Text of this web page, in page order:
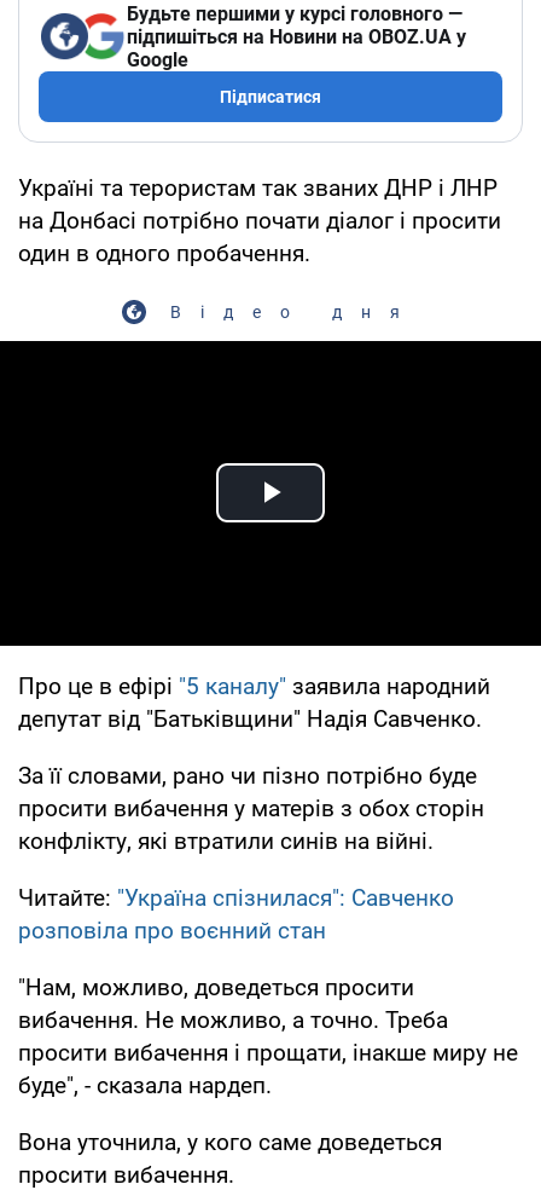
Будьте першими у курсі головного —
підпишіться на Новини на OBOZ.UA у
Google
Підписатися
Україні та терористам так званих ДНР і ЛНР
на Донбасі потрібно почати діалог і просити
один в одного пробачення.
Відео дня
Play Video
Про це в ефірі "5 каналу" заявила народний
депутат від "Батьківщини" Надія Савченко.
За її словами, рано чи пізно потрібно буде
просити вибачення у матерів з обох сторін
конфлікту, які втратили синів на війні.
Читайте: "Україна спізнилася": Савченко
розповіла про воєнний стан
"Нам, можливо, доведеться просити
вибачення. Не можливо, а точно. Треба
просити вибачення і прощати, інакше миру не
буде", - сказала нардеп.
Вона уточнила, у кого саме доведеться
просити вибачення.